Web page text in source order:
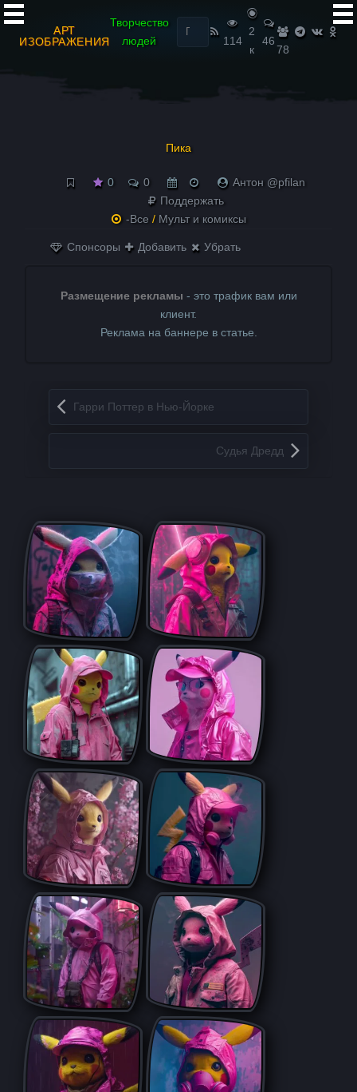
АРТ
ИЗОБРАЖЕНИЯ
Творчество
людей
Найти:
114
2
к
46
78
Пика
0 0
Антон @pfilan
Поддержать
-Все / Мульт и комиксы
Спонсоры Добавить Убрать
Размещение рекламы - это трафик вам или
клиент.
Реклама на баннере в статье.
Запись навигация
Гарри Поттер в Нью-Йорке
Судья Дредд